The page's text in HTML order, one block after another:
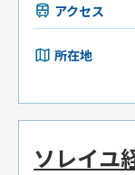
アクセス
所在地
ソレイユ